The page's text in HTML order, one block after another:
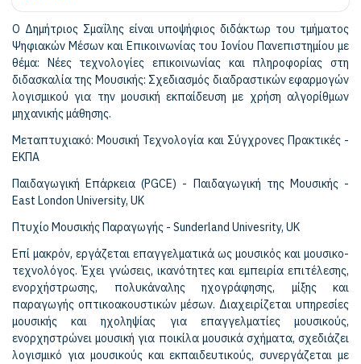
Ο Δημήτριος Σμαΐλης είναι υποψήφιος διδάκτωρ του τμήματος
Ψηφιακών Μέσων και Επικοινωνίας του Iονίου Πανεπιστημίου με
θέμα:
Νέες τεχνολογίες επικοινωνίας και πληροφορίας στη
διδασκαλία της Μουσικής: Σχεδιασμός διαδραστικών εφαρμογών
λογισμικού για την μουσική εκπαίδευση με χρήση αλγορίθμων
μηχανικής μάθησης.
Μεταπτυχιακό: Μουσική Τεχνολογία και Σύγχρονες Πρακτικές -
ΕΚΠΑ
Παιδαγωγική Επάρκεια (PGCE) - Παιδαγωγική της Μουσικής -
East London University, UK
Πτυχίο Μουσικής Παραγωγής - Sunderland Univesrity, UK
Επί μακρόν, εργάζεται επαγγελματικά ως μουσικός και μουσικο-
τεχνολόγος. Έχει γνώσεις, ικανότητες και εμπειρία επιτέλεσης,
ενορχήστρωσης, πολυκάναλης ηχογράφησης, μίξης και
παραγωγής οπτικοακουστικών μέσων. Διαχειρίζεται υπηρεσίες
μουσικής και ηχοληψίας για επαγγελματίες μουσικούς,
ενορχηστρώνει μουσική για ποικίλα μουσικά σχήματα, σχεδιάζει
λογισμικό για μουσικούς και εκπαιδευτικούς, συνεργάζεται με